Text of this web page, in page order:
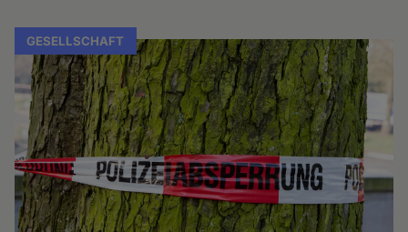
GESELLSCHAFT